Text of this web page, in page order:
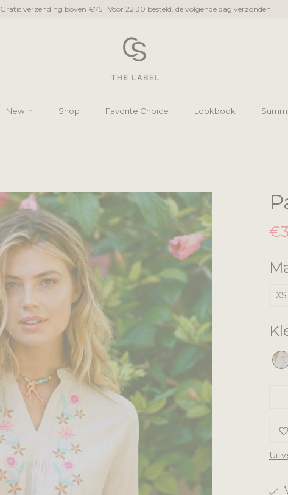
Gratis verzending boven €75 | Voor 22:30 besteld, de volgende dag verzonden
New in
Shop
Favorite Choice
Lookbook
XS